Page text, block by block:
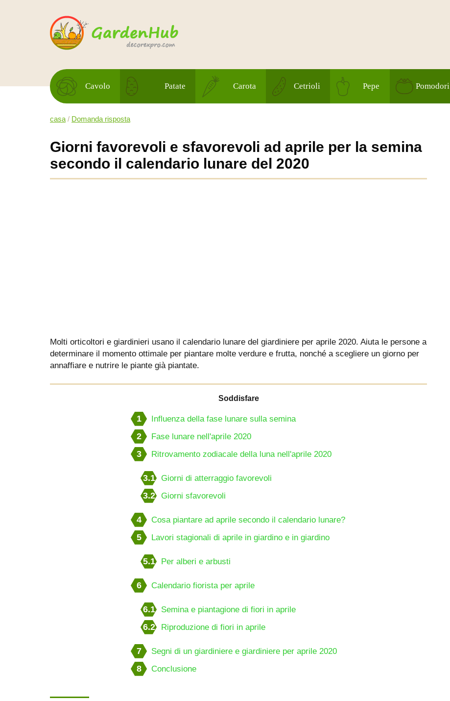
Cavolo Patate Carota Cetrioli Pepe Pomodori
casa / Domanda risposta
Giorni favorevoli e sfavorevoli ad aprile per la semina
secondo il calendario lunare del 2020
Molti orticoltori e giardinieri usano il calendario lunare del giardiniere per aprile 2020. Aiuta le persone a
determinare il momento ottimale per piantare molte verdure e frutta, nonché a scegliere un giorno per
annaffiare e nutrire le piante già piantate.
Soddisfare
1 Influenza della fase lunare sulla semina
2 Fase lunare nell'aprile 2020
3 Ritrovamento zodiacale della luna nell'aprile 2020
3.1 Giorni di atterraggio favorevoli
3.2 Giorni sfavorevoli
4 Cosa piantare ad aprile secondo il calendario lunare?
5 Lavori stagionali di aprile in giardino e in giardino
5.1 Per alberi e arbusti
6 Calendario fiorista per aprile
6.1 Semina e piantagione di fiori in aprile
6.2 Riproduzione di fiori in aprile
7 Segni di un giardiniere e giardiniere per aprile 2020
8 Conclusione